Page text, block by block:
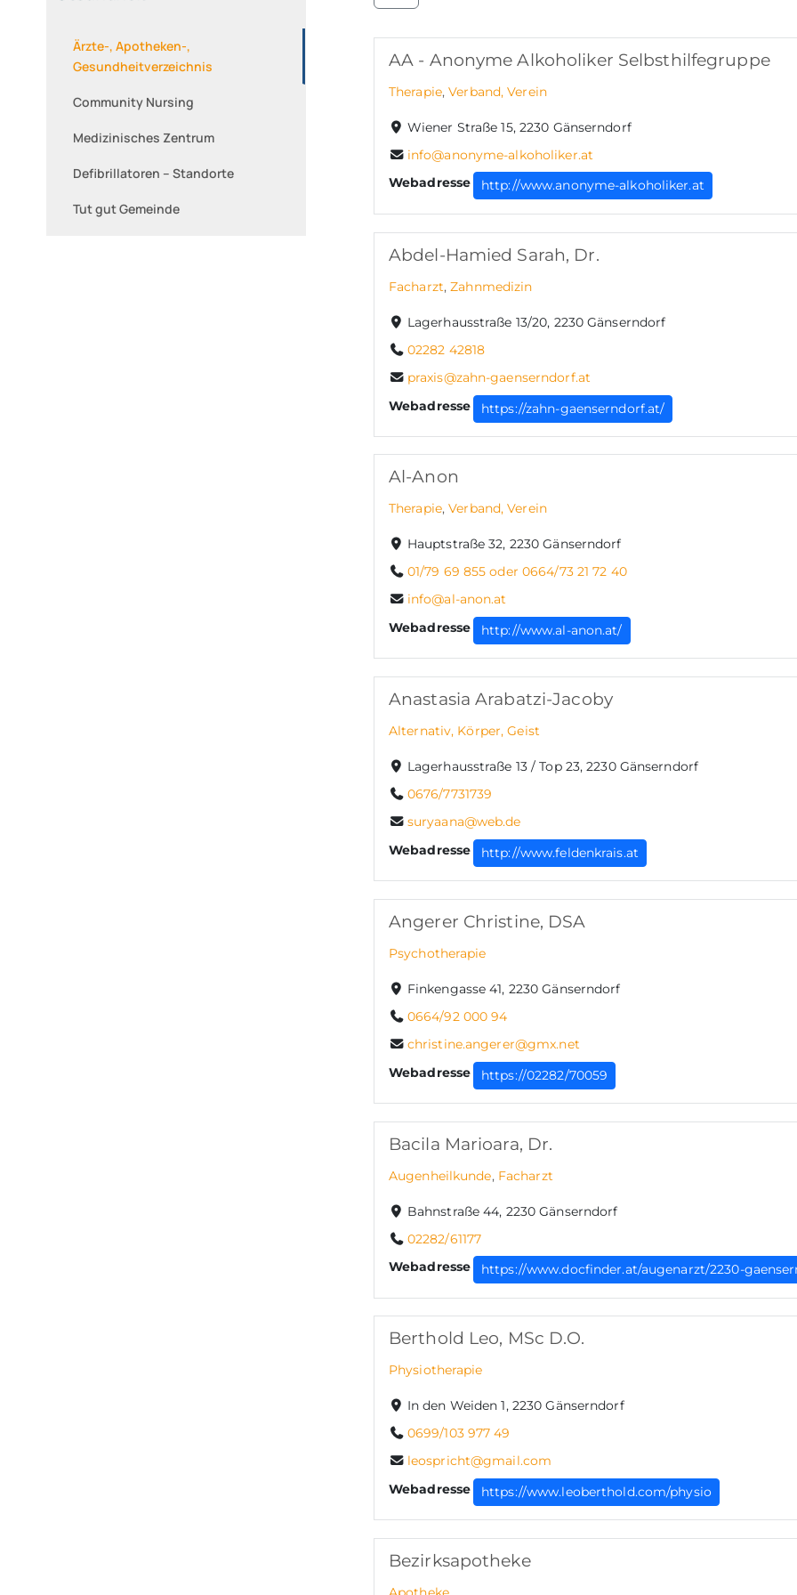
Bauen & Wohnen
Shop
AA - Anonyme Alkoholiker Selbsthilfegruppe
Therapie,Verband, Verein
Wiener Straße 15, 2230 Gänserndorf
info@anonyme-alkoholiker.at
Webadresse
http://www.anonyme-alkoholiker.at
Abdel-Hamied Sarah, Dr.
Facharzt,Zahnmedizin
Lagerhausstraße 13/20, 2230 Gänserndorf
02282 42818
praxis@zahn-gaenserndorf.at
Webadresse
https://zahn-gaenserndorf.at/
Al-Anon
Therapie,Verband, Verein
Hauptstraße 32, 2230 Gänserndorf
01/79 69 855 oder 0664/73 21 72 40
info@al-anon.at
Webadresse
http://www.al-anon.at/
Anastasia Arabatzi-Jacoby
Alternativ, Körper, Geist
Lagerhausstraße 13 / Top 23, 2230 Gänserndorf
0676/7731739
suryaana@web.de
Webadresse
http://www.feldenkrais.at
Angerer Christine, DSA
Psychotherapie
Finkengasse 41, 2230 Gänserndorf
0664/92 000 94
christine.angerer@gmx.net
Webadresse
https://02282/70059
Bacila Marioara, Dr.
Augenheilkunde, Facharzt
Bahnstraße 44, 2230 Gänserndorf
02282/61177
Webadresse
https://www.docfinder.at/augenarzt/2230-
Berthold Leo, MSc D.O.
Physiotherapie
In den Weiden 1, 2230 Gänserndorf
0699/103 977 49
leospricht@gmail.com
Webadresse
https://www.leoberthold.com/physio
Bezirksapotheke
Ärzte-, Apotheken-,
Gesundheitverzeichnis
Community Nursing
Medizinisches Zentrum
Defibrillatoren – Standorte
Tut gut Gemeinde